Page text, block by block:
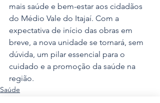
mais saúde e bem-estar aos cidadãos
do Médio Vale do Itajaí. Com a
expectativa de início das obras em
breve, a nova unidade se tornará, sem
dúvida, um pilar essencial para o
cuidado e a promoção da saúde na
região.
Saúde